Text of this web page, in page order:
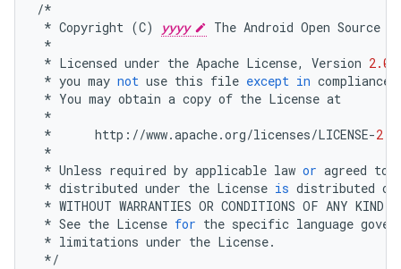
/*
* Copyright (C) yyyy The Android Open Source
*
* Licensed under the Apache License, Version 2.0
* you may not use this file except in compliance
* You may obtain a copy of the License at
*
*
http : //www.apache.org/licenses/LICENSE-2.0
*
* Unless required by applicable law or agreed to
* distributed under the License is distributed on
* WITHOUT WARRANTIES OR CONDITIONS OF ANY KIND
* See the License for the specific language
* limitations under the License.
*/